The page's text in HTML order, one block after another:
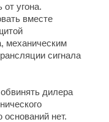
угона.
вместе
механическим
сигнала
дилера
нет.